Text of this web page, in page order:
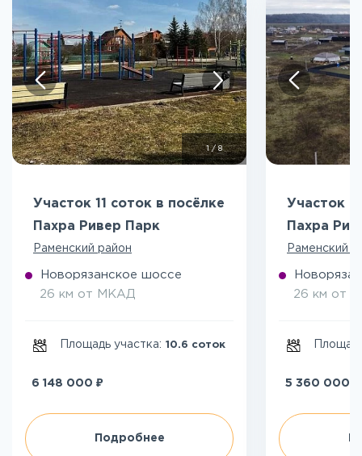
1/8
Участок 11 соток в посёлке
Пахра Ривер Парк
Раменский район
Новорязанское шоссе
26 км от МКАД
Площадь участка: 10.6 соток
6 148 000 ₽
Подробнее
Участок 8
Пахра
Раменский
26 км от
5 360 000